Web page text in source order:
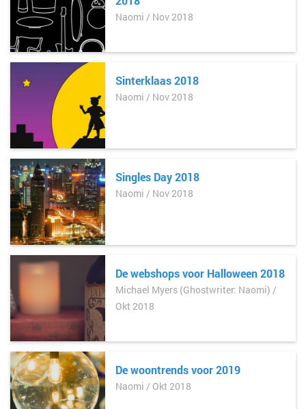
Naomi / Nov 2018
Sinterklaas 2018
Naomi / Nov 2018
Singles Day 2018
Naomi / Nov 2018
De webshops voor Halloween 2018
Michael Myers (Ghostwriter: Naomi) /
Okt 2018
De woontrends voor 2019
Naomi / Okt 2018